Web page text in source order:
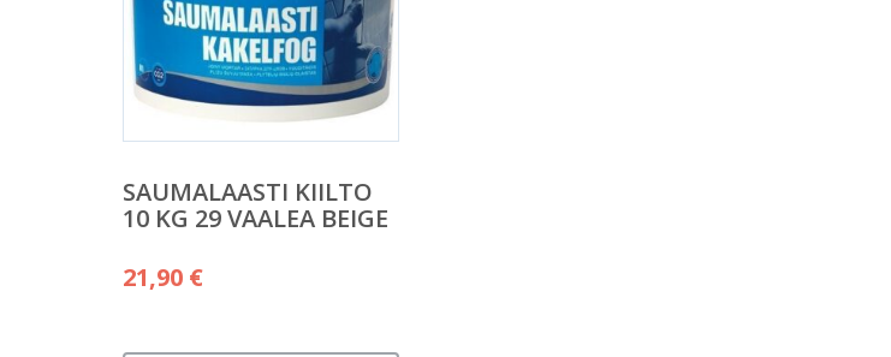
SAUMALAASTI KIILTO
10 KG 29 VAALEA BEIGE
21,90 €